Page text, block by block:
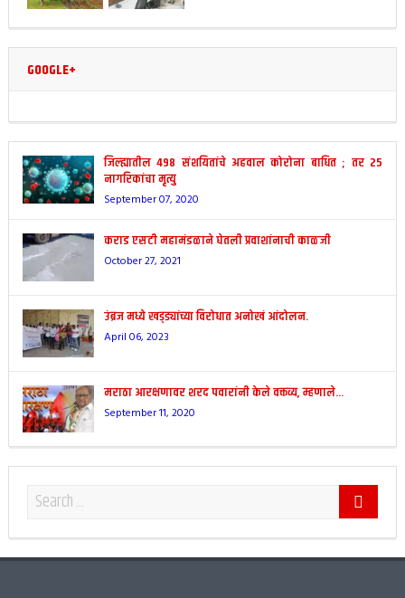
GOOGLE+
जिल्ह्यातील 498 संशयितांचे अहवाल कोरोना बाधित ; तर 25
नागरिकांचा मृत्यु
September 07, 2020
कराड एसटी महामंडळाने घेतली प्रवाशांनाची काळजी
October 27, 2021
उंब्रज मध्ये खड्ड्यांच्या विरोधात अनोखं आंदोलन.
April 06, 2023
मराठा आरक्षणावर शरद पवारांनी केले वक्तव्य, म्हणाले…
September 11, 2020